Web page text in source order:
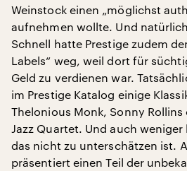
Weinstock einen „möglichst
aufnehmen wollte. Und
Schnell hatte Prestige zudem
Labels“ weg, weil dort für
Geld zu verdienen war.
im Prestige Katalog einige
Thelonious Monk, Sonny
Jazz Quartet. Und auch
das nicht zu unterschätzen ist.
präsentiert einen Teil der